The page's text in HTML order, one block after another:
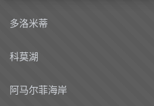
多洛米蒂
科莫湖
阿马尔菲海岸